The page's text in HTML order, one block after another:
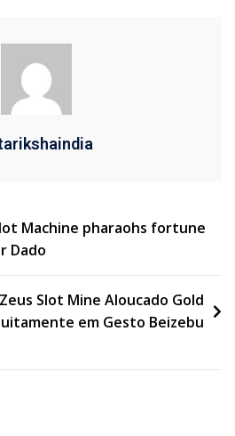
Machine pharaohs fortune
Dado
Slot Mine Aloucado Gold
em Gesto Beizebu